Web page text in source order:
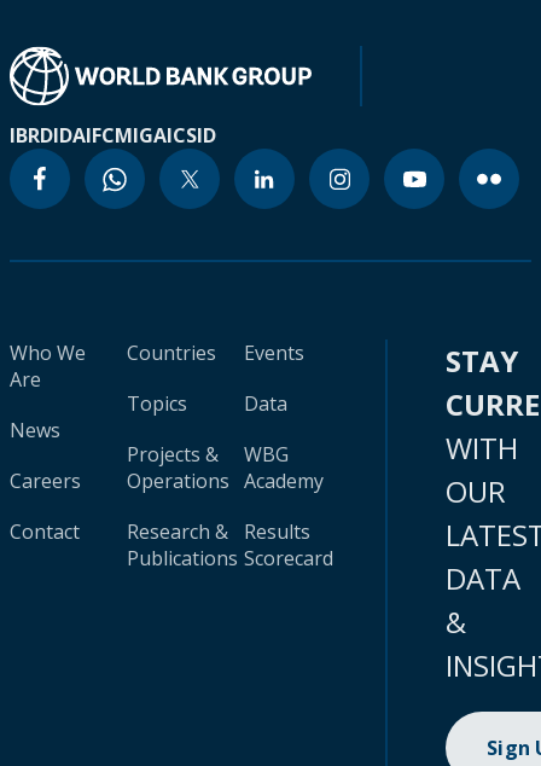
IBRDIDAIFCMIGAICSID
Who We
Are
News
Careers
Contact
Countries
Topics
Projects &
Operations
Research &
Publications
Events
Data
WBG
Academy
Results
Scorecard
STAY
WITH
OUR
DATA
&
Sign